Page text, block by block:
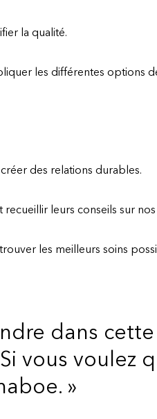
la qualité.
les différentes options
des relations durables.
leurs conseils sur nos
les meilleurs soins
dans cette
vous voulez
»